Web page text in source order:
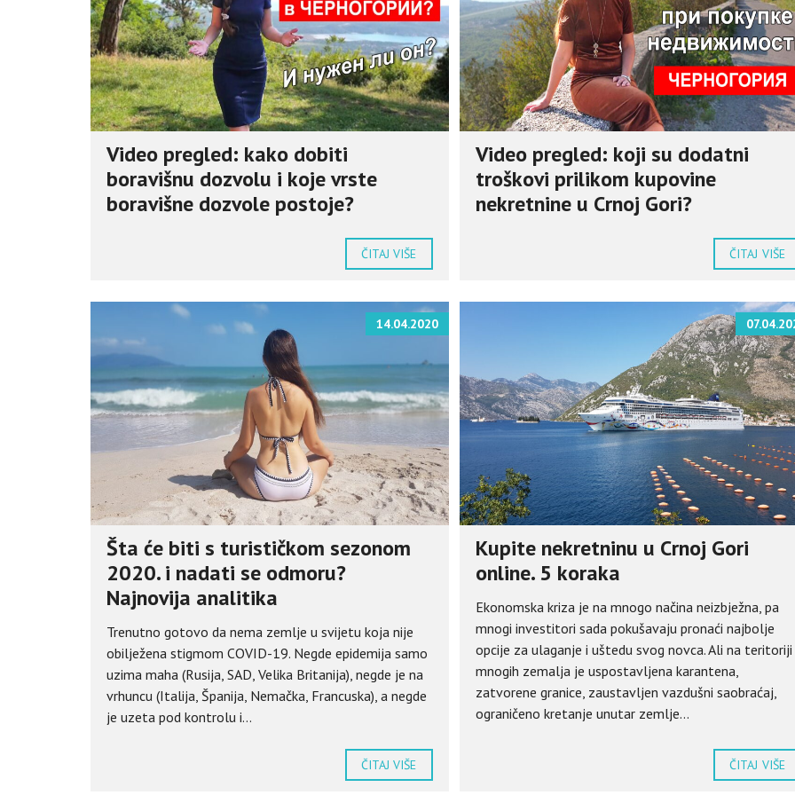
Video pregled: kako dobiti
boravišnu dozvolu i koje vrste
boravišne dozvole postoje?
ČITAJ VIŠE
Video pregled: koji su dodatni
troškovi prilikom kupovine
nekretnine u Crnoj Gori?
ČITAJ VIŠE
14.04.2020
Šta će biti s turističkom sezonom
2020. i nadati se odmoru?
Najnovija analitika
Trenutno gotovo da nema zemlje u svijetu koja nije
obilježena stigmom COVID-19. Negde epidemija samo
uzima maha (Rusija, SAD, Velika Britanija), negde je na
vrhuncu (Italija, Španija, Nemačka, Francuska), a negde
je uzeta pod kontrolu i...
ČITAJ VIŠE
Kupite nekretninu u Crnoj Gori
online. 5 koraka
Ekonomska kriza je na mnogo načina neizbježna, pa
mnogi investitori sada pokušavaju pronaći najbolje
opcije za ulaganje i uštedu svog novca. Ali na teritoriji
mnogih zemalja je uspostavljena karantena,
zatvorene granice, zaustavljen vazdušni saobraćaj,
ograničeno kretanje unutar zemlje...
ČITAJ VIŠE